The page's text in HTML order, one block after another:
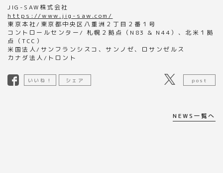
JIG-SAW株式会社
https://www.jig-saw.com/
東京本社/東京都中央区八重洲２丁目２番１号
コントロールセンター/ 札幌２拠点（N83 & N44）、北米１拠
点（TCC）
米国法人/サンフランシスコ、サンノゼ、ロサンゼルス
カナダ法人/トロント
いいね！ シェア post
NEWS一覧へ